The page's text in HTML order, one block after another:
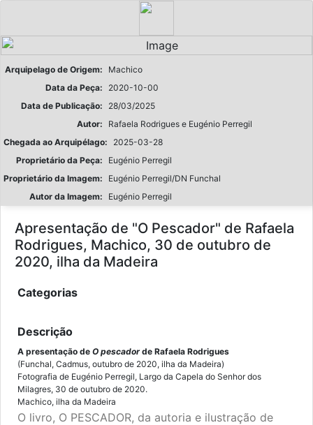
Arquipelago de Origem:
Machico
Data da Peça:
2020-10-00
Data de Publicação:
28/03/2025
Autor:
Rafaela Rodrigues e Eugénio Perregil
Chegada ao Arquipélago:
2025-03-28
Proprietário da Peça:
Eugénio Perregil
Proprietário da Imagem:
Eugénio Perregil/DN Funchal
Autor da Imagem:
Eugénio Perregil
Apresentação de "O Pescador" de Rafaela
Rodrigues, Machico, 30 de outubro de
2020, ilha da Madeira
Categorias
Descrição
A presentação de O pescadorde Rafaela Rodrigues
(Funchal, Cadmus, outubro de 2020, ilha da Madeira)
Fotografia de Eugénio Perregil, Largo da Capela do Senhor dos
Milagres, 30 de outubro de 2020.
Machico, ilha da Madeira
O livro, O PESCADOR, da autoria e ilustração de